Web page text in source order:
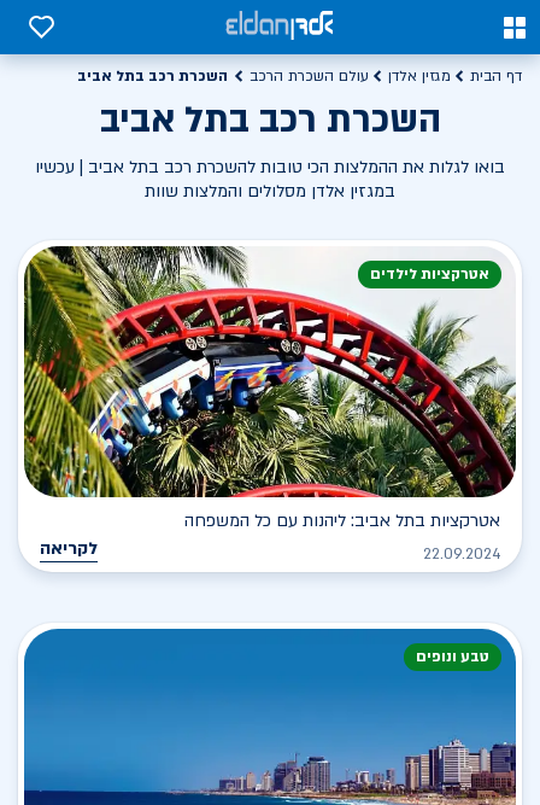
0
0
דף הבית מגזין אלדן עולם השכרת הרכב השכרת רכב בתל אביב
השכרת רכב בתל אביב
בואו לגלות את ההמלצות הכי טובות להשכרת רכב בתל אביב | עכשיו
במגזין אלדן מסלולים והמלצות שוות
אטרקציות לילדים
אטרקציות בתל אביב: ליהנות עם כל המשפחה
22.09.2024 לקריאה
טבע ונופים